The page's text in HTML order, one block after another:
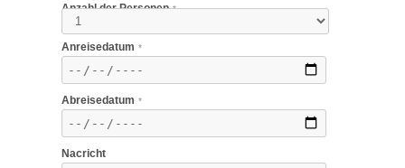
Anzahl der Personen *
Anreisedatum *
Abreisedatum *
Nacricht